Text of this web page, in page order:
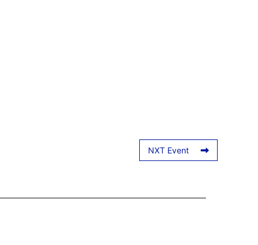
NXT Event